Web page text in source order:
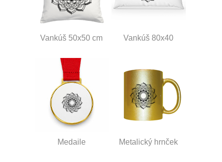
Vankúš 50x50 cm Vankúš 80x40
Medaile Metalický hrnček